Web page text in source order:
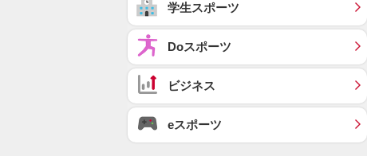
学生スポーツ
Doスポーツ
ビジネス
eスポーツ